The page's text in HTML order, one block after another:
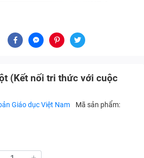
(Kết nối tri thức với cuộc
Giáo dục Việt Nam
Mã sản phẩm: